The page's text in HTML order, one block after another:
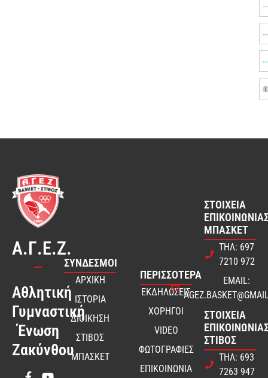
Α.Γ.Ε.Ζ.
Αθλητική
Γυμναστική
Ένωση
Ζακύνθου
ΣΎΝΔΕΣΜΟΙ
ΑΡΧΙΚΗ
ΙΣΤΟΡΙΑ
ΔΙΟΙΚΗΣΗ
ΣΤΙΒΟΣ
ΜΠΑΣΚΕΤ
ΠΕΡΙΣΣΟΤΕΡΑ
ΕΚΔΗΛΩΣΕΙΣ
ΧΟΡΗΓΟΙ
VIDEO
ΦΩΤΟΓΡΑΦΙΕΣ
ΕΠΙΚΟΙΝΩΝΙΑ
ΣΤΟΙΧΕΊΑ
ΜΠΆΣΚΕΤ
ΤΗΛ: 697
7210 972
EMAIL:
ΣΤΟΙΧΕΊΑ
ΣΤΊΒΟΣ
ΤΗΛ: 693
7263 947